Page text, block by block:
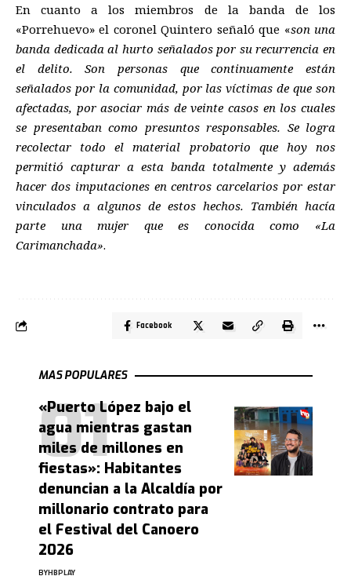
En cuanto a los miembros de la banda de los
«Porrehuevo» el coronel Quintero señaló que «son una
banda dedicada al hurto señalados por su recurrencia en
el delito. Son personas que continuamente están
señalados por la comunidad, por las víctimas de que son
afectadas, por asociar más de veinte casos en los cuales
se presentaban como presuntos responsables. Se logra
recolectar todo el material probatorio que hoy nos
permitió capturar a esta banda totalmente y además
hacer dos imputaciones en centros carcelarios por estar
vinculados a algunos de estos hechos. También hacía
parte una mujer que es conocida como «La
Carimanchada».
Facebook
MAS POPULARES
«Puerto López bajo el
agua mientras gastan
miles de millones en
fiestas»: Habitantes
denuncian a la Alcaldía por
millonario contrato para
el Festival del Canoero
2026
BYHBPLAY